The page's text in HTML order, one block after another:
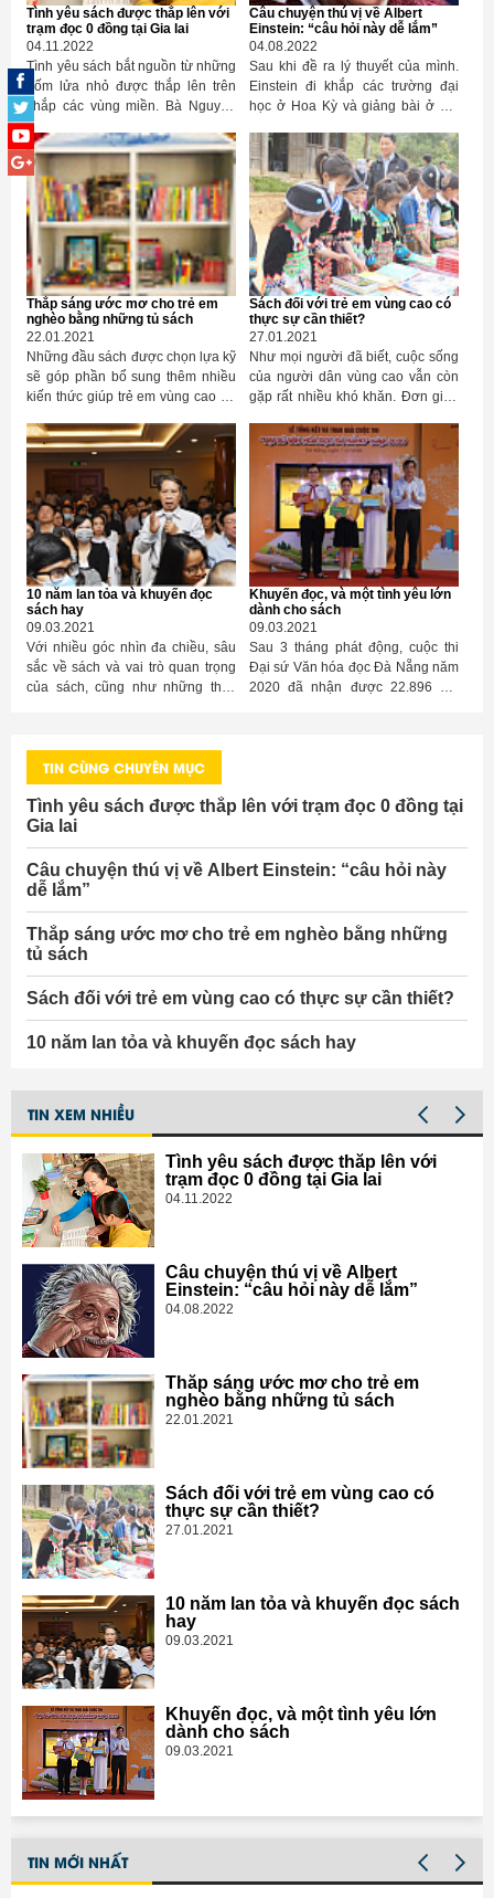
Tình yêu sách được thắp lên với
trạm đọc 0 đồng tại Gia lai
04.11.2022
Tình yêu sách bắt nguồn từ những
đốm lửa nhỏ được thắp lên trên
khắp các vùng miền. Bà Nguyễn
Thị Lan 63 tuổi, trú tại phường Yên
Thế, TP Pleiku, Gia Lai với tình yêu
với sách đã dành dụm từng đồng
tiền lẻ từ việc kinh doanh quán
cafe vỉa hè của mình để lan toả
văn hoá đọc tại vùng đất núi rừng
Gia lai.
Câu chuyện thú vị về Albert
Einstein: “câu hỏi này dễ lắm”
04.08.2022
Sau khi đề ra lý thuyết của mình.
Einstein đi khắp các trường đại
học ở Hoa Kỳ và giảng bài ở bất
người tài xế tên là Harry, người
luôn ngồi ở hàng ghế cuối, chăm
chú nghe mỗi khi ông giảng bài.
Thắp sáng ước mơ cho trẻ em
nghèo bằng những tủ sách
22.01.2021
Những đầu sách được chọn lựa kỹ
sẽ góp phần bổ sung thêm nhiều
kiến thức giúp trẻ em vùng cao xứ
trong cuộc sống.
Sách đối với trẻ em vùng cao có
thực sự cần thiết?
27.01.2021
Như mọi người đã biết, cuộc sống
của người dân vùng cao vẫn còn
gặp rất nhiều khó khăn. Đơn giản
gánh nặng lớn trên vai những
người cha, người mẹ; cộng với
việc sinh đẻ không có kế hoạch
cũng khiến cuộc sống của người
dân vùng cao càng bấp bênh.
Ngày nay, tỷ lệ học sinh biết chữ
của trẻ em vùng cao đã được cải
thiện đáng kể, tuy nhiên vẫn là một
vấn đề lớn cần được xã hội quan
tâm hơn nữa. Đã có rất nhiều
những chương trình thiện nguyện,
những chương trình tài trợ nhu yếu
phẩm, đồ dùng học tập, sách vở
cho các em, giúp các em tiếp cận
10 năm lan tỏa và khuyến đọc
sách hay
09.03.2021
Với nhiều góc nhìn đa chiều, sâu
sắc về sách và vai trò quan trọng
của sách, cũng như những thay
qua, lễ công bố “Giải Sách hay lần
thứ X năm 2020” do Viện Giáo dục
IRED, Dự án Khuyến đọc sách hay
và Sáng kiến OpenEdu tổ chức đã
mang đến nhiều thông điệp sâu
sắc lan tỏa từ những cuốn sách
đoạt giải năm nay.
Khuyến đọc, và một tình yêu lớn
dành cho sách
09.03.2021
Sau 3 tháng phát động, cuộc thi
Đại sứ Văn hóa đọc Đà Nẵng năm
2020 đã nhận được 22.896 bài
đọc sách.
TIN CÙNG CHUYÊN MỤC
Tình yêu sách được thắp lên với trạm đọc 0 đồng tại
Gia lai
Câu chuyện thú vị về Albert Einstein: “câu hỏi này
dễ lắm”
Thắp sáng ước mơ cho trẻ em nghèo bằng những
tủ sách
Sách đối với trẻ em vùng cao có thực sự cần thiết?
10 năm lan tỏa và khuyến đọc sách hay
TIN XEM NHIỀU
Tình yêu sách được thắp lên với
trạm đọc 0 đồng tại Gia lai
04.11.2022
Câu chuyện thú vị về Albert
Einstein: “câu hỏi này dễ lắm”
04.08.2022
Thắp sáng ước mơ cho trẻ em
nghèo bằng những tủ sách
22.01.2021
Sách đối với trẻ em vùng cao có
thực sự cần thiết?
27.01.2021
10 năm lan tỏa và khuyến đọc sách
hay
09.03.2021
Khuyến đọc, và một tình yêu lớn
dành cho sách
09.03.2021
TIN MỚI NHẤT